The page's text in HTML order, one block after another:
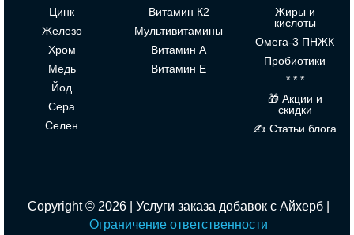
Цинк
Железо
Хром
Медь
Йод
Сера
Селен
Витамин К2
Мультивитамины
Витамин А
Витамин Е
Жиры и
кислоты
Омега-3 ПНЖК
Пробиотики
* * *
🎁 Акции и
скидки
✍ Статьи блога
Copyright © 2026 | Услуги заказа добавок с Айхерб |
Ограничение ответственности